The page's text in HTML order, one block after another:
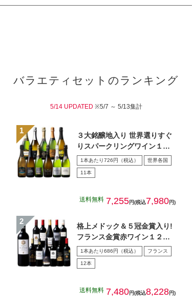
バラエティセットのランキング
5/14 UPDATED ※5/7 ～ 5/13集計
３大銘醸地入り 世界選りすぐ
りスパークリングワイン１１
本セット 第４３弾
1本あたり726円（税込） 世界各国
11本
送料無料 7,255円(税込7,980円)
格上メドック＆５冠金賞入り!
フランス金賞赤ワイン１２本
セット 第１０８弾
1本あたり686円（税込） フランス
12本
送料無料 7,480円(税込8,228円)